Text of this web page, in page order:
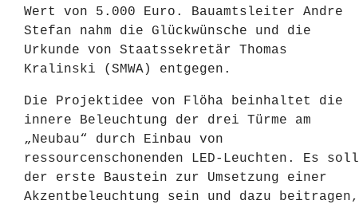
Wert von 5.000 Euro. Bauamtsleiter Andre
Stefan nahm die Glückwünsche und die
Urkunde von Staatssekretär Thomas
Kralinski (SMWA) entgegen.
Die Projektidee von Flöha beinhaltet die
innere Beleuchtung der drei Türme am
„Neubau“ durch Einbau von
ressourcenschonenden LED-Leuchten. Es soll
der erste Baustein zur Umsetzung einer
Akzentbeleuchtung sein und dazu beitragen,